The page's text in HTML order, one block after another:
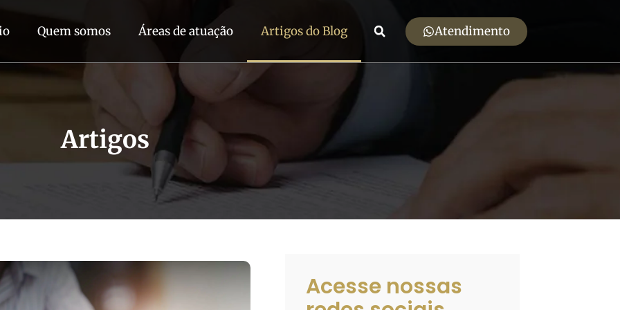
Quem somos Áreas de atuação Artigos do Blog Atendimento
Artigos
Acesse nossas